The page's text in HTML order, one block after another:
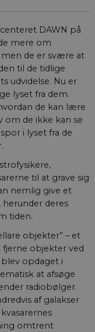
DAWN på
mere om
men de er svære at
til de tidlige
udvidelse. Nu er
lyset fra dem.
de kan lære
om de ikke kan se
i lyset fra de
til at grave sig
nemlig give et
deres
tiden.
objekter” – et
fjerne objekter ved
opdaget i
at afsøge
radiobølger.
af galakser
omtrent